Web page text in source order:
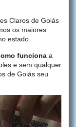
Claros de Goiás
os maiores
estado.
funciona a
e sem qualquer
de Goiás seu